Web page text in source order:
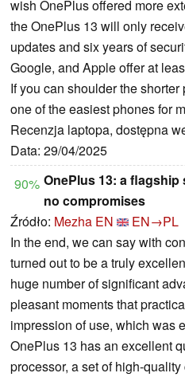
wish OnePlus offered more
the OnePlus 13 will only
updates and six years of
Google, and Apple offer at
If you can shoulder the
one of the easiest phones for
Recenzja laptopa, dostępna
Data: 29/04/2025
90% OnePlus 13: a
no compromises
Źródło: Mezha EN
EN→PL
In the end, we can say with
turned out to be a truly
huge number of significant
pleasant moments that
impression of use, which was
OnePlus 13 has an excellent
processor, a set of high-